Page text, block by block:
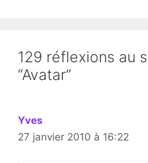
129 réflexions au
“Avatar”
Yves
27 janvier 2010 à 16:22